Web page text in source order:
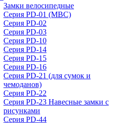
Замки велосипедные
Серия PD-01 (МВС)
Серия PD-02
Серия PD-03
Серия PD-10
Серия PD-14
Серия PD-15
Серия PD-16
Серия PD-21 (для сумок и
чемоданов)
Серия PD-22
Серия PD-23 Навесные замки с
рисунками
Серия PD-44